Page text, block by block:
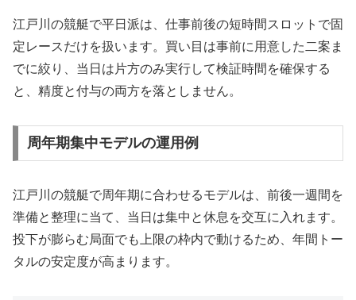
江戸川の競艇で平日派は、仕事前後の短時間スロットで固
定レースだけを扱います。買い目は事前に用意した二案ま
でに絞り、当日は片方のみ実行して検証時間を確保する
と、精度と付与の両方を落としません。
周年期集中モデルの運用例
江戸川の競艇で周年期に合わせるモデルは、前後一週間を
準備と整理に当て、当日は集中と休息を交互に入れます。
投下が膨らむ局面でも上限の枠内で動けるため、年間トー
タルの安定度が高まります。